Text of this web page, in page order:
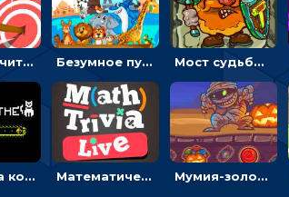
Мастер считать стрелы: увеличивать запас, чтобы поразить больше целей Безумное путешествие друзей по миру: собирать пазлы из фото с животными Мост судьбы: прыгать по платформам и бить молотом орков
Гробница кота: искать выход в лабиринте, собирая золото Математическая викторина мультиплеер: решать примеры на время Мумия-золотоискатель: закидывать бинты, чтобы доставать сокровища